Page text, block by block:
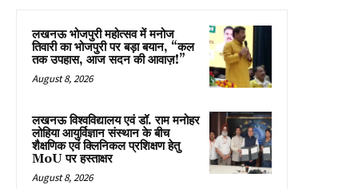
लखनऊ भोजपुरी महोत्सव में मनोज
तिवारी का भोजपुरी पर बड़ा बयान, “कल
तक उपहास, आज सदन की आवाज़!”
August 8, 2026
लखनऊ विश्वविद्यालय एवं डॉ. राम मनोहर
लोहिया आयुर्विज्ञान संस्थान के बीच
शैक्षणिक एवं क्लिनिकल प्रशिक्षण हेतु
MoU पर हस्ताक्षर
August 8, 2026